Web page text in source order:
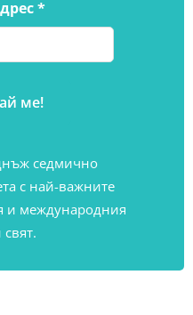
*
седмично
с най-важните
и международния